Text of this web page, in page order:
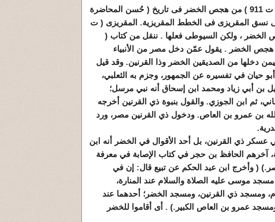
3 ـ ونتوقف مع ما ذكره السيوطى ( ت 911 ) من هجص الخضر فى تاريخ ( حُسن المحاضرة
نسق المقريزى فى الخطط المقريزية. المقريزى ( ت
الخضر ، ولكن السيوطى فعلها . ننقل من كتاب (
الخضر . يقول عمّن دخل مصر من الأنبياء
دخلها من الصديقين الخضر وذا القرنين. وقد قيل
حيان في تفسيره عن الجمهور، وجزم به الثعلبي،
أبي زياد ومحمد ابن إسحاق أنه نبي مرسل؛
ثم ابن الجوزي. والقول بنبوة ذي القرنين أخرجه
بن عمرو بن العاص. ودخول ذي القرنين مصر، ورد
عسكر ذي القرنين، بل أحد الأقوال في الخضر أنه ابن
آخرهم الحافظ بن حجر في كتاب الإصابة في معرفة
( وأخرج ابن عبد الحكم عن تبيع قال: إن في
موسى عليه الصلاة والسلام عند المنارة،
ومسجد ذي القرنين، ومسجد الخضر؛ أحدهما عند
ومسجد عمرو بن العاص الكبير.) . أى أقاموا للخضر